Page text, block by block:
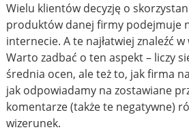
Wielu klientów decyzję o
produktów danej firmy podejmuje
internecie. A te najłatwiej znaleźć
Warto zadbać o ten aspekt – liczy
średnia ocen, ale też to, jak firma
jak odpowiadamy na zostawiane
komentarze (także te negatywne)
wizerunek.